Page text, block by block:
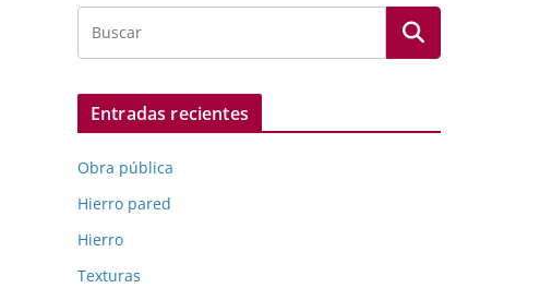
Entradas recientes
Obra pública
Hierro pared
Hierro
Texturas